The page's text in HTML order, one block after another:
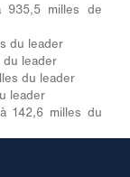
935,5 milles de
du leader
leader
du leader
leader
142,6 milles du